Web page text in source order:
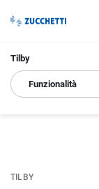
Tilby
Funzionalità
TILBY